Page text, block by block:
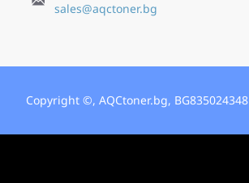
sales@aqctoner.bg
Copyright ©, AQCtoner.bg, BG835024348